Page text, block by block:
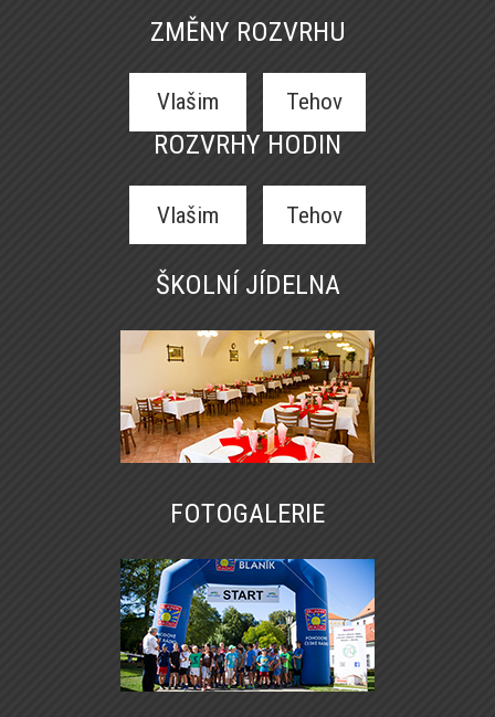
ZMĚNY ROZVRHU
Vlašim Tehov
ROZVRHY HODIN
Vlašim Tehov
ŠKOLNÍ JÍDELNA
FOTOGALERIE